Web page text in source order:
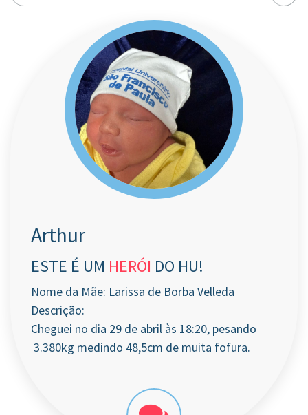
Arthur
ESTE É UM HERÓI DO HU!
Nome da Mãe: Larissa de Borba Velleda
Descrição:
Cheguei no dia 29 de abril às 18:20, pesando
3.380kg medindo 48,5cm de muita fofura.